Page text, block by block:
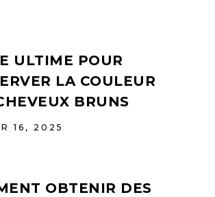
ULTIME POUR
LA COULEUR
BRUNS
16, 2025
OBTENIR DES